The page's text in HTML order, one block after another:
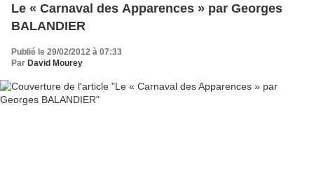
Le « Carnaval des Apparences » par Georges
BALANDIER
Publié le 29/02/2012 à 07:33
Par David Mourey